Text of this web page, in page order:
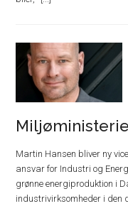
Martin Hansen bliver ny
ansvar for Industri og
grønne energiproduktion i
industrivirksomheder i den